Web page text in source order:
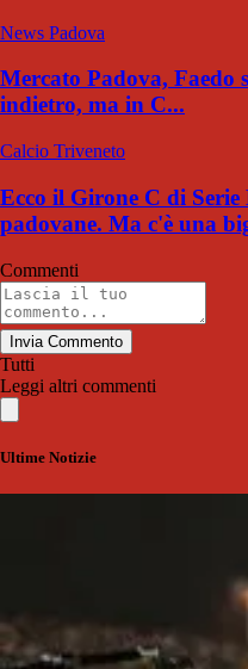
News Padova
Mercato Padova,
indietro, ma in C...
Calcio Triveneto
Ecco il Girone C di Serie
padovane. Ma c'è una
Commenti
Invia Commento
Tutti
Leggi altri commenti
Ultime Notizie